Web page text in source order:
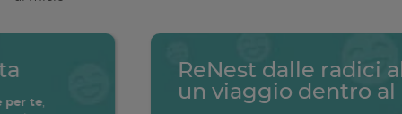
Promo e concorsi
Buono a sapersi
ReNest dalle radici al futuro,
un viaggio dentro al cibo.